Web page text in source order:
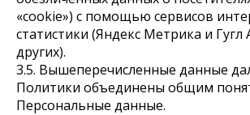
«cookie») с помощью сервисов
статистики (Яндекс Метрика и Гугл
других).
3.5. Вышеперечисленные данные
Политики объединены общим
Персональные данные.